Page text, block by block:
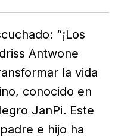
“¡Los
Antwone
la vida
conocido en
JanPi. Este
e hijo ha